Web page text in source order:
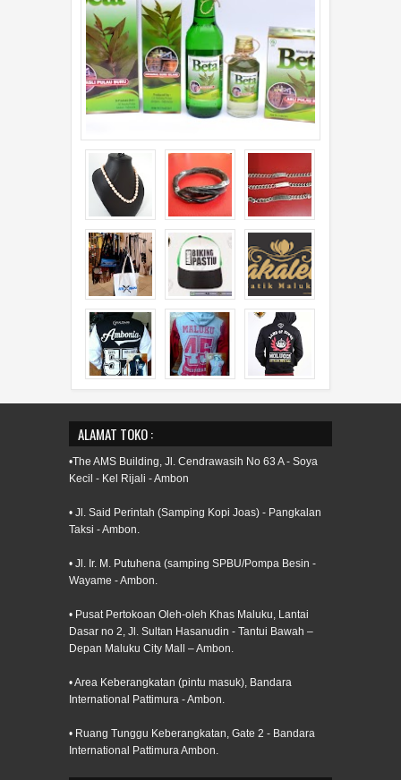
ALAMAT TOKO :
•The AMS Building, Jl. Cendrawasih No 63 A - Soya
Kecil - Kel Rijali - Ambon
• Jl. Said Perintah (Samping Kopi Joas) - Pangkalan
Taksi - Ambon.
• Jl. Ir. M. Putuhena (samping SPBU/Pompa Besin -
Wayame - Ambon.
• Pusat Pertokoan Oleh-oleh Khas Maluku, Lantai
Dasar no 2, Jl. Sultan Hasanudin - Tantui Bawah –
Depan Maluku City Mall – Ambon.
• Area Keberangkatan (pintu masuk), Bandara
International Pattimura - Ambon.
• Ruang Tunggu Keberangkatan, Gate 2 - Bandara
International Pattimura Ambon.